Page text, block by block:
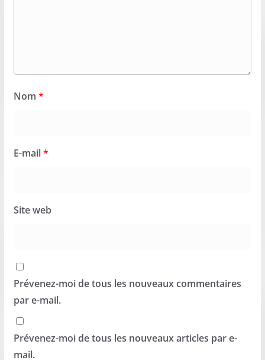
Nom *
E-mail*
Site web
Prévenez-moi de tous les nouveaux commentaires
par e-mail.
Prévenez-moi de tous les nouveaux articles par e-
mail.